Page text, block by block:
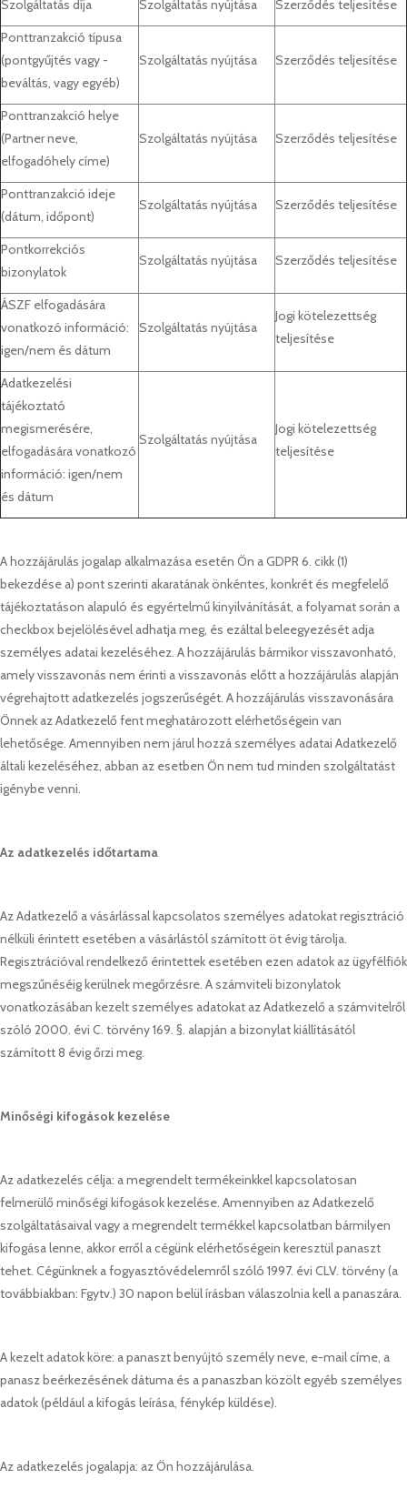
Szolgáltatás díja
Szolgáltatás nyújtása
Szerződés teljesítése
Ponttranzakció típusa
(pontgyűjtés vagy -
beváltás, vagy egyéb)
Szolgáltatás nyújtása Szerződés teljesítése
Ponttranzakció helye
(Partner neve,
elfogadóhely címe)
Szolgáltatás nyújtása Szerződés teljesítése
Ponttranzakció ideje
(dátum, időpont)
Szolgáltatás nyújtása Szerződés teljesítése
Pontkorrekciós
bizonylatok
Szolgáltatás nyújtása Szerződés teljesítése
ÁSZF elfogadására
vonatkozó információ:
igen/nem és dátum
Szolgáltatás nyújtása
Jogi kötelezettség
teljesítése
Adatkezelési
tájékoztató
megismerésére,
elfogadására vonatkozó
információ: igen/nem
és dátum
Szolgáltatás nyújtása
Jogi kötelezettség
teljesítése
A hozzájárulás jogalap alkalmazása esetén Ön a GDPR 6. cikk (1)
bekezdése a) pont szerinti akaratának önkéntes, konkrét és megfelelő
tájékoztatáson alapuló és egyértelmű kinyilvánítását, a folyamat során a
checkbox bejelölésével adhatja meg, és ezáltal beleegyezését adja
személyes adatai kezeléséhez. A hozzájárulás bármikor visszavonható,
amely visszavonás nem érinti a visszavonás előtt a hozzájárulás alapján
végrehajtott adatkezelés jogszerűségét. A hozzájárulás visszavonására
Önnek az Adatkezelő fent meghatározott elérhetőségein van
lehetősége. Amennyiben nem járul hozzá személyes adatai Adatkezelő
általi kezeléséhez, abban az esetben Ön nem tud minden szolgáltatást
igénybe venni.
Az adatkezelés időtartama
Az Adatkezelő a vásárlással kapcsolatos személyes adatokat regisztráció
nélküli érintett esetében a vásárlástól számított öt évig tárolja.
Regisztrációval rendelkező érintettek esetében ezen adatok az ügyfélfiók
megszűnéséig kerülnek megőrzésre. A számviteli bizonylatok
vonatkozásában kezelt személyes adatokat az Adatkezelő a számvitelről
szóló 2000. évi C. törvény 169. §. alapján a bizonylat kiállításától
számított 8 évig őrzi meg.
Minőségi kifogások kezelése
Az adatkezelés célja: a megrendelt termékeinkkel kapcsolatosan
felmerülő minőségi kifogások kezelése. Amennyiben az Adatkezelő
szolgáltatásaival vagy a megrendelt termékkel kapcsolatban bármilyen
kifogása lenne, akkor erről a cégünk elérhetőségein keresztül panaszt
tehet. Cégünknek a fogyasztóvédelemről szóló 1997. évi CLV. törvény (a
továbbiakban: Fgytv.) 30 napon belül írásban válaszolnia kell a panaszára.
A kezelt adatok köre: a panaszt benyújtó személy neve, e-mail címe, a
panasz beérkezésének dátuma és a panaszban közölt egyéb személyes
adatok (például a kifogás leírása, fénykép küldése).
Az adatkezelés jogalapja: az Ön hozzájárulása.